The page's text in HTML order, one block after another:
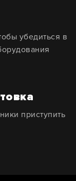
убедиться в
приступить